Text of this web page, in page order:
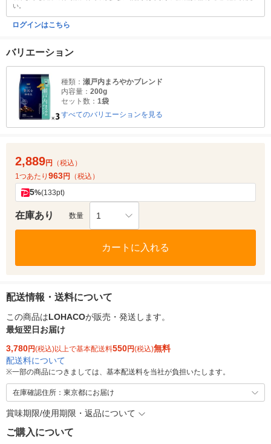
い。
ログインはこちら
バリエーション
種類： 瀬戸内まろやかブレンド
内容量： 200g
セット数： 1袋
すべてのバリエーションを見る
2,889円
（税込）
1つあたり 963円 （税込）
5%(133pt)
在庫あり 数量 1
カートに入れる
配送情報・送料について
この商品はLOHACOが販売・発送します。
最短翌日お届け
3,780円(税込)以上で基本配送料550円(税込)無料
配送料について
※一部の商品につきましては、基本配送料を当社が負担いたします。
在庫確認住所：東京都にお届け
賞味期限/使用期限・返品について
ご購入について